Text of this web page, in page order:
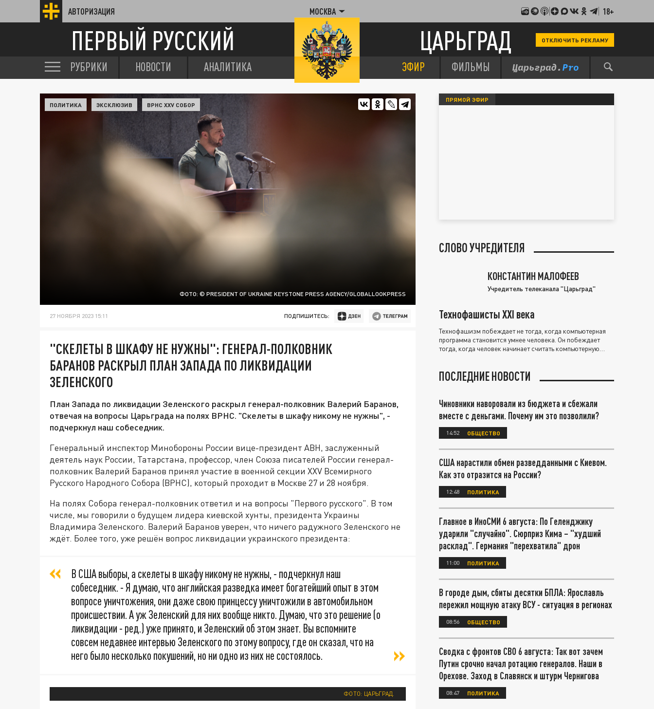
АВТОРИЗАЦИЯ МОСКВА 18+
ПЕРВЫЙ РУССКИЙ ЦАРЬГРАД ОТКЛЮЧИТЬ РЕКЛАМУ
РУБРИКИ НОВОСТИ АНАЛИТИКА ЭФИР ФИЛЬМЫ
ФОТО: © PRESIDENT OF UKRAINE KEYSTONE PRESS AGENCY/GLOBALLOOKPRESS
ПОЛИТИКА ЭКСКЛЮЗИВ ВРНС XXV СОБОР
27 НОЯБРЯ 2023 15:11 ПОДПИШИТЕСЬ:
"СКЕЛЕТЫ В ШКАФУ НЕ НУЖНЫ": ГЕНЕРАЛ-ПОЛКОВНИК
БАРАНОВ РАСКРЫЛ ПЛАН ЗАПАДА ПО ЛИКВИДАЦИИ
ЗЕЛЕНСКОГО
План Запада по ликвидации Зеленского раскрыл генерал-полковник Валерий Баранов,
отвечая на вопросы Царьграда на полях ВРНС. "Скелеты в шкафу никому не нужны", -
подчеркнул наш собеседник.
Генеральный инспектор Минобороны России вице-президент АВН, заслуженный
деятель наук России, Татарстана, профессор, член Союза писателей России генерал-
полковник Валерий Баранов принял участие в военной секции XXV Всемирного
Русского Народного Собора (ВРНС), который проходит в Москве 27 и 28 ноября.
На полях Собора генерал-полковник ответил и на вопросы "Первого русского". В том
числе, мы говорили о будущем лидера киевской хунты, президента Украины
Владимира Зеленского. Валерий Баранов уверен, что ничего радужного Зеленского не
ждёт. Более того, уже решён вопрос ликвидации украинского президента:
В США выборы, а скелеты в шкафу никому не нужны, - подчеркнул наш
собеседник. - Я думаю, что английская разведка имеет богатейший опыт в этом
вопросе уничтожения, они даже свою принцессу уничтожили в автомобильном
происшествии. А уж Зеленский для них вообще никто. Думаю, что это решение (о
ликвидации - ред.) уже принято, и Зеленский об этом знает. Вы вспомните
совсем недавнее интервью Зеленского по этому вопросу, где он сказал, что на
него было несколько покушений, но ни одно из них не состоялось.
ФОТО: ЦАРЬГРАД.
ПРЯМОЙ ЭФИР
СЛОВО УЧРЕДИТЕЛЯ
КОНСТАНТИН МАЛОФЕЕВ
Учредитель телеканала "Царьград"
Технофашисты XXI века
Технофашизм побеждает не тогда, когда компьютерная
программа становится умнее человека. Он побеждает
тогда, когда человек начинает считать компьютерную
ПОСЛЕДНИЕ НОВОСТИ
Чиновники наворовали из бюджета и сбежали
вместе с деньгами. Почему им это позволили?
14:52 ОБЩЕСТВО
США нарастили обмен разведданными с Киевом.
Как это отразится на России?
12:48 ПОЛИТИКА
Главное в ИноСМИ 6 августа: По Геленджику
ударили "случайно". Сюрприз Кима – "худший
расклад". Германия "перехватила" дрон
11:00 ПОЛИТИКА
В городе дым, сбиты десятки БПЛА: Ярославль
пережил мощную атаку ВСУ - ситуация в регионах
08:56 ОБЩЕСТВО
Сводка с фронтов СВО 6 августа: Так вот зачем
Путин срочно начал ротацию генералов. Наши в
Орехове. Заход в Славянск и штурм Чернигова
08:47 ПОЛИТИКА